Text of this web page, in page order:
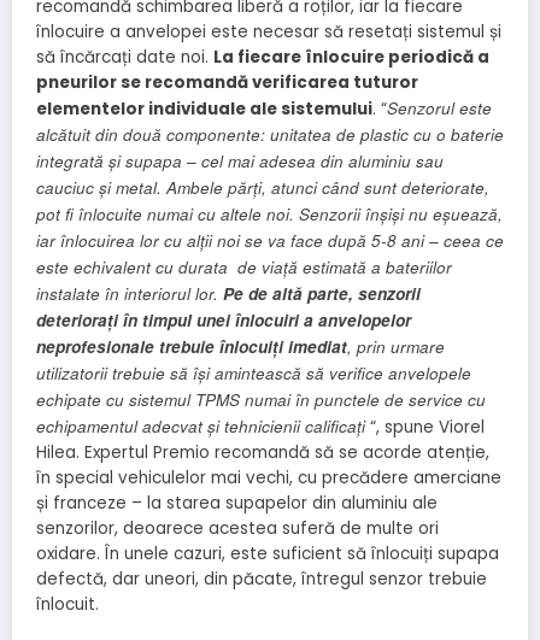
recomandă schimbarea liberă a roților, iar la fiecare
înlocuire a anvelopei este necesar să resetați sistemul și
să încărcați date noi. La fiecare înlocuire periodică a
pneurilor se recomandă verificarea tuturor
elementelor individuale ale sistemului. “Senzorul este
alcătuit din două componente: unitatea de plastic cu o baterie
integrată și supapa – cel mai adesea din aluminiu sau
cauciuc și metal. Ambele părți, atunci când sunt deteriorate,
pot fi înlocuite numai cu altele noi. Senzorii înșiși nu eșuează,
iar înlocuirea lor cu alții noi se va face după 5-8 ani – ceea ce
este echivalent cu durata de viață estimată a bateriilor
instalate în interiorul lor. Pe de altă parte, senzorii
deteriorați în timpul unei înlocuiri a anvelopelor
neprofesionale trebuie înlocuiți imediat, prin urmare
utilizatorii trebuie să își amintească să verifice anvelopele
echipate cu sistemul TPMS numai în punctele de service cu
echipamentul adecvat și tehnicienii calificați“, spune Viorel
Hilea. Expertul Premio recomandă să se acorde atenție,
în special vehiculelor mai vechi, cu precădere amerciane
și franceze – la starea supapelor din aluminiu ale
senzorilor, deoarece acestea suferă de multe ori
oxidare. În unele cazuri, este suficient să înlocuiți supapa
defectă, dar uneori, din păcate, întregul senzor trebuie
înlocuit.